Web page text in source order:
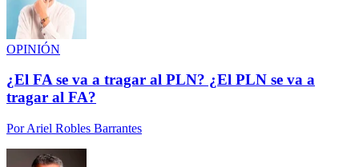
OPINIÓN
¿El FA se va a tragar al PLN? ¿El PLN se va a
tragar al FA?
PorAriel Robles Barrantes